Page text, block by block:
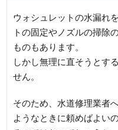
ウォシュレットの水漏れ
トの固定やノズルの掃除
ものもあります。
しかし無理に直そうとす
せん。
そのため、水道修理業者
ようなときに頼めばよい